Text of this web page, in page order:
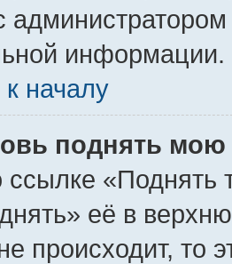
информации.
началу
поднять мою
«Поднять
её в
происходит, то